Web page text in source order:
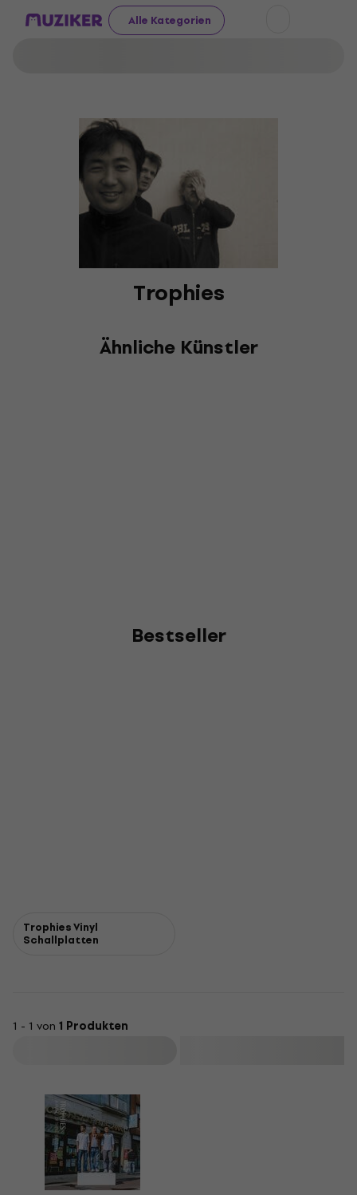
Alle Kategorien
Trophies
Ähnliche Künstler
Bestseller
Trophies Vinyl
Schallplatten
1 - 1 von 1 Produkten